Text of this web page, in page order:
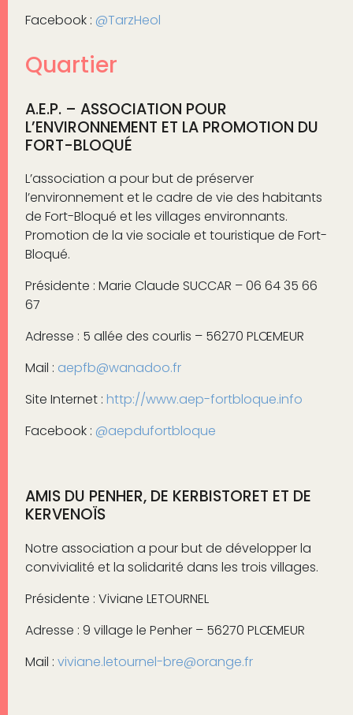
Facebook : @TarzHeol
Quartier
A.E.P. – ASSOCIATION POUR
L’ENVIRONNEMENT ET LA PROMOTION DU
FORT-BLOQUÉ
L’association a pour but de préserver
l’environnement et le cadre de vie des habitants
de Fort-Bloqué et les villages environnants.
Promotion de la vie sociale et touristique de Fort-
Bloqué.
Présidente : Marie Claude SUCCAR – 06 64 35 66
67
Adresse : 5 allée des courlis – 56270 PLŒMEUR
Mail : aepfb@wanadoo.fr
Site Internet : http://www.aep-fortbloque.info
Facebook : @aepdufortbloque
AMIS DU PENHER, DE KERBISTORET ET DE
KERVENOÏS
Notre association a pour but de développer la
convivialité et la solidarité dans les trois villages.
Présidente : Viviane LETOURNEL
Adresse : 9 village le Penher – 56270 PLŒMEUR
Mail : viviane.letournel-bre@orange.fr